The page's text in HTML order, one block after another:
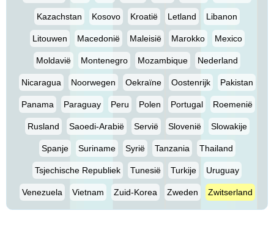
Kazachstan Kosovo Kroatië Letland Libanon
Litouwen Macedonië Maleisië Marokko Mexico
Moldavië Montenegro Mozambique Nederland
Nicaragua Noorwegen Oekraïne Oostenrijk Pakistan
Panama Paraguay Peru Polen Portugal Roemenië
Rusland Saoedi-Arabië Servië Slovenië Slowakije
Spanje Suriname Syrië Tanzania Thailand
Tsjechische Republiek Tunesië Turkije Uruguay
Venezuela Vietnam Zuid-Korea Zweden Zwitserland